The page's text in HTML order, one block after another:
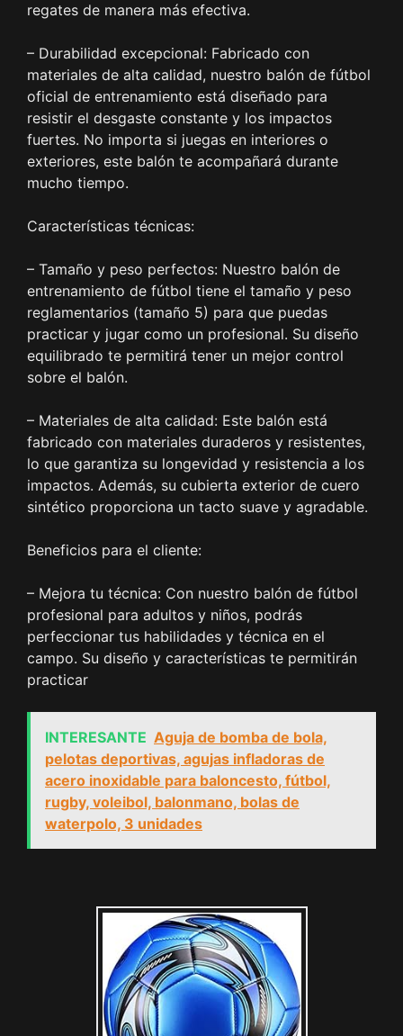
regates de manera más efectiva.
– Durabilidad excepcional: Fabricado con
materiales de alta calidad, nuestro balón de fútbol
oficial de entrenamiento está diseñado para
resistir el desgaste constante y los impactos
fuertes. No importa si juegas en interiores o
exteriores, este balón te acompañará durante
mucho tiempo.
Características técnicas:
– Tamaño y peso perfectos: Nuestro balón de
entrenamiento de fútbol tiene el tamaño y peso
reglamentarios (tamaño 5) para que puedas
practicar y jugar como un profesional. Su diseño
equilibrado te permitirá tener un mejor control
sobre el balón.
– Materiales de alta calidad: Este balón está
fabricado con materiales duraderos y resistentes,
lo que garantiza su longevidad y resistencia a los
impactos. Además, su cubierta exterior de cuero
sintético proporciona un tacto suave y agradable.
Beneficios para el cliente:
– Mejora tu técnica: Con nuestro balón de fútbol
profesional para adultos y niños, podrás
perfeccionar tus habilidades y técnica en el
campo. Su diseño y características te permitirán
practicar
INTERESANTE Aguja de bomba de bola,
pelotas deportivas, agujas infladoras de
acero inoxidable para baloncesto, fútbol,
rugby, voleibol, balonmano, bolas de
waterpolo, 3 unidades